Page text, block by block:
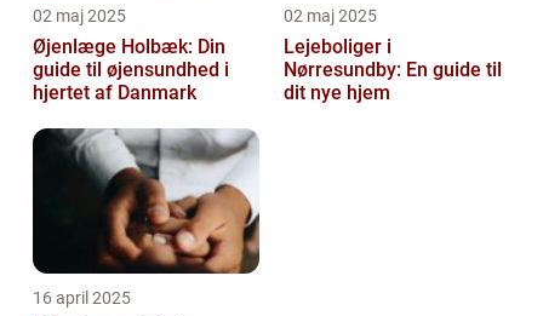
02 maj 2025
Øjenlæge Holbæk: Din
guide til øjensundhed i
hjertet af Danmark
02 maj 2025
Lejeboliger i
Nørresundby: En guide til
dit nye hjem
16 april 2025